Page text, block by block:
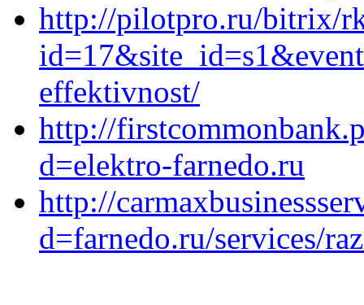
http://pilotpro.ru/bitrix/
effektivnost/
http://
d=elektro-farnedo.ru
http://
d=farnedo.ru/services/